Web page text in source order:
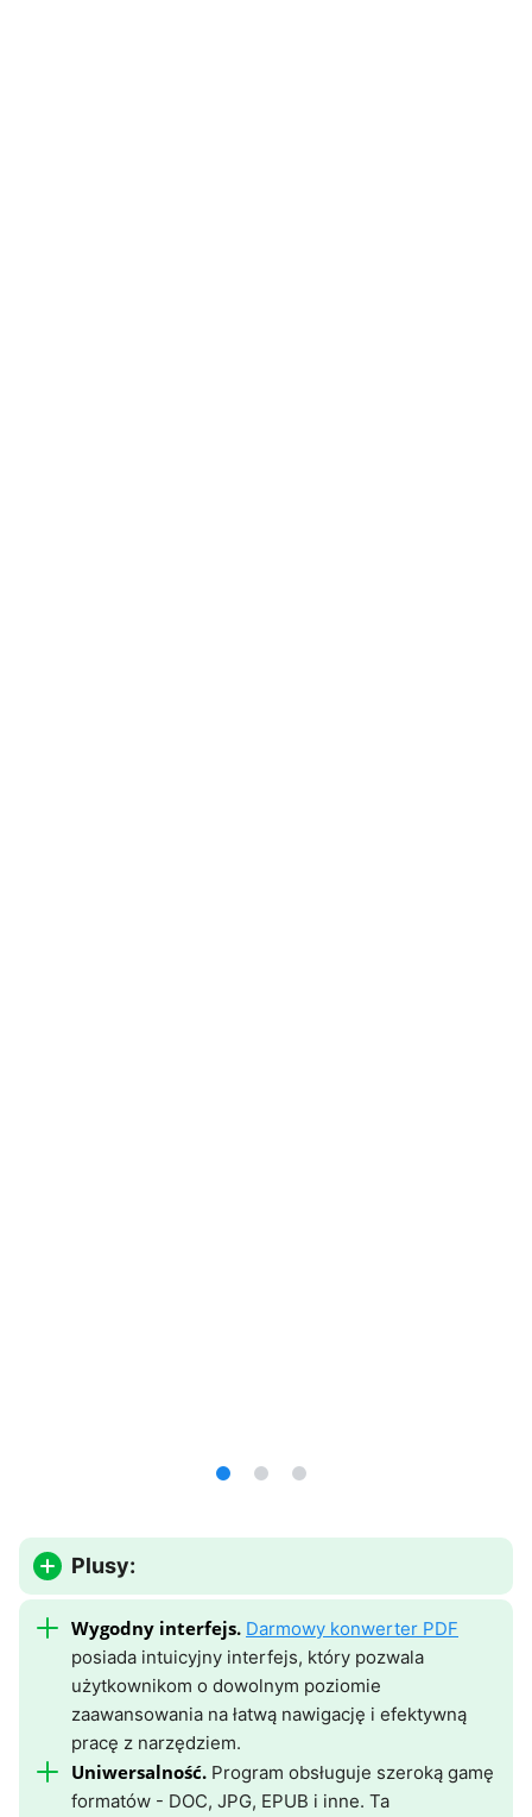
Plusy:
Wygodny interfejs. Darmowy konwerter PDF
posiada intuicyjny interfejs, który pozwala
użytkownikom o dowolnym poziomie
zaawansowania na łatwą nawigację i efektywną
pracę z narzędziem.
Uniwersalność. Program obsługuje szeroką gamę
formatów - DOC, JPG, EPUB i inne. Ta